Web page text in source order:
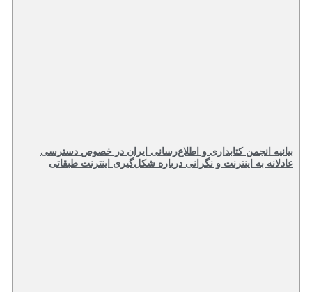
بیانیه انجمن کتابداری و اطلاع‌رسانی ایران در خصوص دسترسی
عادلانه به اینترنت و نگرانی درباره شکل‌گیری اینترنت طبقاتی